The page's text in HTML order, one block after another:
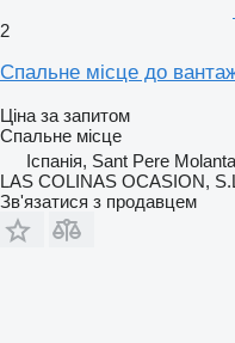
2
Спальне місце до
Ціна за запитом
Спальне місце
Іспанія, Sant Pere
LAS COLINAS OCASION,
Зв'язатися з продавцем